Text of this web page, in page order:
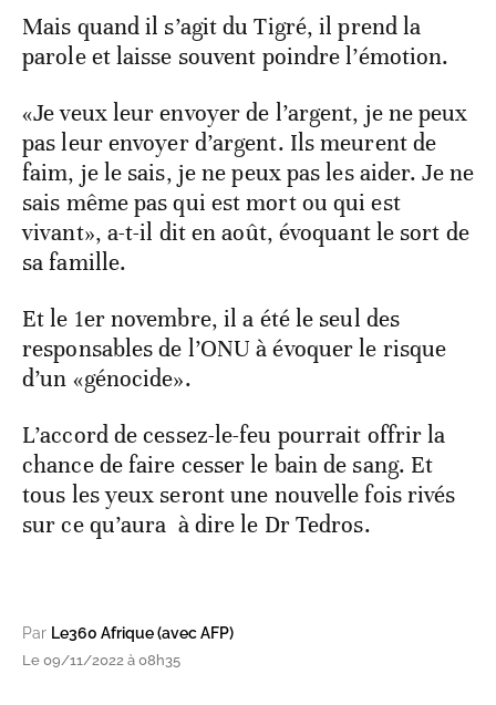
Mais quand il s’agit du Tigré, il prend la
parole et laisse souvent poindre l’émotion.
«Je veux leur envoyer de l’argent, je ne peux
pas leur envoyer d’argent. Ils meurent de
faim, je le sais, je ne peux pas les aider. Je ne
sais même pas qui est mort ou qui est
vivant», a-t-il dit en août, évoquant le sort de
sa famille.
Et le 1er novembre, il a été le seul des
responsables de l’ONU à évoquer le risque
d’un «génocide».
L’accord de cessez-le-feu pourrait offrir la
chance de faire cesser le bain de sang. Et
tous les yeux seront une nouvelle fois rivés
sur ce qu’aura à dire le Dr Tedros.
Par Le360 Afrique (avec AFP)
Le 09/11/2022 à 08h35